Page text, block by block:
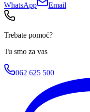
WhatsApp Email
Trebate pomoć?
Tu smo za vas
062 625 500